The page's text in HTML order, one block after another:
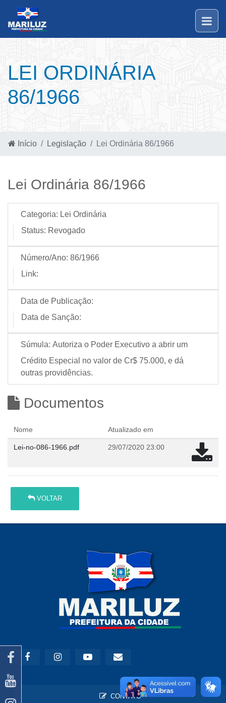
LEI ORDINÁRIA
86/1966
Início Legislação Lei Ordinária 86/1966
Lei Ordinária 86/1966
Categoria: Lei Ordinária
Status: Revogado
Número/Ano: 86/1966
Link:
Data de Publicação:
Data de Sanção:
Súmula: Autoriza o Poder Executivo a abrir um
Crédito Especial no valor de Cr$ 75.000, e dá
outras providências.
Documentos
Nome Atualizado em
Lei-no-086-1966.pdf 29/07/2020 23:00
VOLTAR
CONTATO